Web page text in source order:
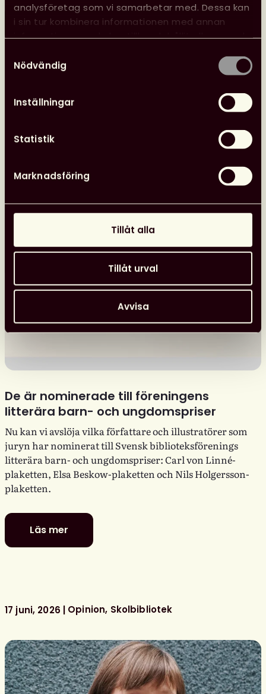
analysföretag som vi samarbetar med. Dessa kan
i sin tur kombinera informationen med annan
information som du har tillhandahållit eller som de
Nödvändig
Inställningar
Statistik
Marknadsföring
Tillåt alla
Tillåt urval
Avvisa
Läs mer
Glad
sommar
kansliet
24 juni, 2026
De är nominerade till föreningens
litterära barn- och ungdomspriser
Nu kan vi avslöja vilka författare och illustratörer som
juryn har nominerat till Svensk biblioteksförenings
litterära barn- och ungdomspriser: Carl von Linné-
plaketten, Elsa Beskow-plaketten och Nils Holgersson-
plaketten.
Läs mer
De
är
litterära
ungdomspriser
17 juni, 2026 Opinion Skolbibliotek